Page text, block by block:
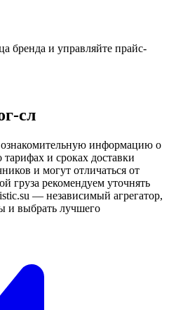
бренда и управляйте прайс-
сл
информацию о
и сроках доставки
и могут отличаться от
груза рекомендуем уточнять
— независимый агрегатор,
и выбрать лучшего